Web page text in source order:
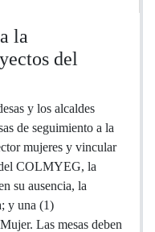
la
del
y los alcaldes
de seguimiento a la
mujeres y vincular
COLMYEG, la
su ausencia, la
y una (1)
Las mesas deben